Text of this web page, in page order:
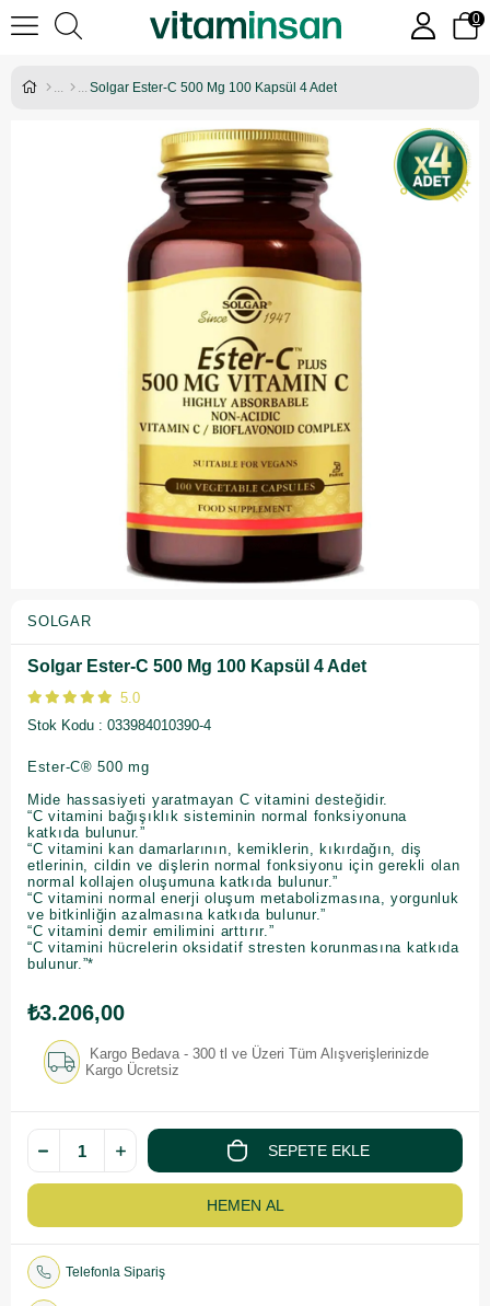
0
Solgar Ester-C 500 Mg 100 Kapsül 4 Adet
SOLGAR
Solgar Ester-C 500 Mg 100 Kapsül 4 Adet
5.0
Stok Kodu
033984010390-4
Ester-C® 500 mg
Mide hassasiyeti yaratmayan C vitamini desteğidir.
“C vitamini bağışıklık sisteminin normal fonksiyonuna
katkıda bulunur.”
“C vitamini kan damarlarının, kemiklerin, kıkırdağın, diş
etlerinin, cildin ve dişlerin normal fonksiyonu için gerekli olan
normal kollajen oluşumuna katkıda bulunur.”
“C vitamini normal enerji oluşum metabolizmasına, yorgunluk
ve bitkinliğin azalmasına katkıda bulunur.”
“C vitamini demir emilimini arttırır.”
“C vitamini hücrelerin oksidatif stresten korunmasına katkıda
bulunur.”*
₺3.206,00
Kargo Bedava - 300 tl ve Üzeri Tüm Alışverişlerinizde
Kargo Ücretsiz
Telefonla Sipariş